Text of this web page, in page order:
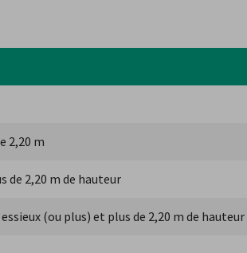
2,20 m
de 2,20 m de hauteur
(ou plus) et plus de 2,20 m de hauteur